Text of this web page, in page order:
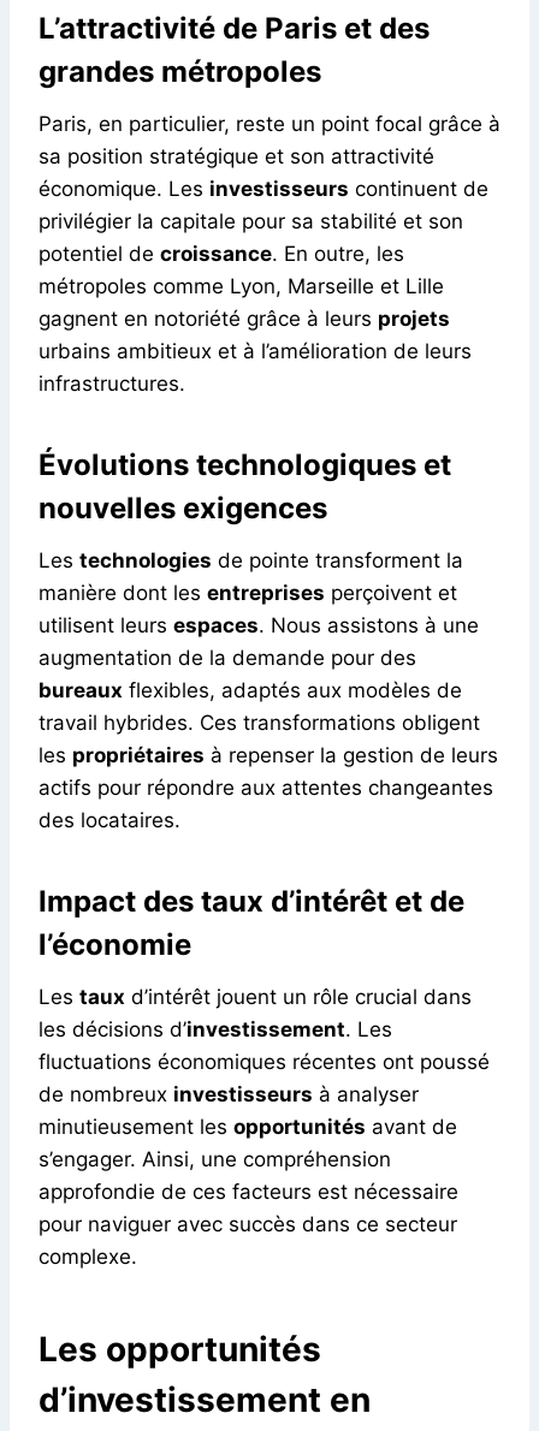
L’attractivité de Paris et des
grandes métropoles
Paris, en particulier, reste un point focal grâce à
sa position stratégique et son attractivité
économique. Les investisseurs continuent de
privilégier la capitale pour sa stabilité et son
potentiel de croissance. En outre, les
métropoles comme Lyon, Marseille et Lille
gagnent en notoriété grâce à leurs projets
urbains ambitieux et à l’amélioration de leurs
infrastructures.
Évolutions technologiques et
nouvelles exigences
Les technologies de pointe transforment la
manière dont les entreprises perçoivent et
utilisent leurs espaces. Nous assistons à une
augmentation de la demande pour des
bureaux flexibles, adaptés aux modèles de
travail hybrides. Ces transformations obligent
les propriétaires à repenser la gestion de leurs
actifs pour répondre aux attentes changeantes
des locataires.
Impact des taux d’intérêt et de
l’économie
Les taux d’intérêt jouent un rôle crucial dans
les décisions d’investissement. Les
fluctuations économiques récentes ont poussé
de nombreux investisseurs à analyser
minutieusement les opportunités avant de
s’engager. Ainsi, une compréhension
approfondie de ces facteurs est nécessaire
pour naviguer avec succès dans ce secteur
complexe.
Les opportunités
d’investissement en